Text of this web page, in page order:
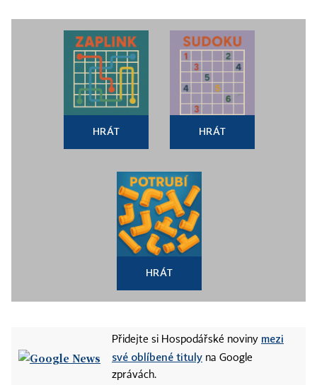
HRÁT HRÁT
HRÁT
Přidejte si Hospodářské noviny mezi
své oblíbené tituly na Google
zprávách.